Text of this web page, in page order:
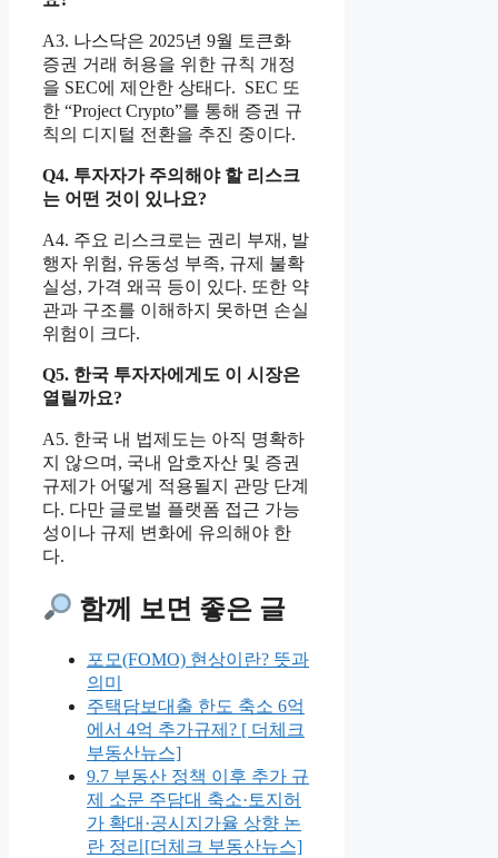
A3. 나스닥은 2025년 9월 토큰화
증권 거래 허용을 위한 규칙 개정
을 SEC에 제안한 상태다. SEC 또
한 “Project Crypto”를 통해 증권 규
칙의 디지털 전환을 추진 중이다.
Q4. 투자자가 주의해야 할 리스크
는 어떤 것이 있나요?
A4. 주요 리스크로는 권리 부재, 발
행자 위험, 유동성 부족, 규제 불확
실성, 가격 왜곡 등이 있다. 또한 약
관과 구조를 이해하지 못하면 손실
위험이 크다.
Q5. 한국 투자자에게도 이 시장은
열릴까요?
A5. 한국 내 법제도는 아직 명확하
지 않으며, 국내 암호자산 및 증권
규제가 어떻게 적용될지 관망 단계
다. 다만 글로벌 플랫폼 접근 가능
성이나 규제 변화에 유의해야 한
다.
함께 보면 좋은 글
포모(FOMO) 현상이란? 뜻과
의미
주택담보대출 한도 축소 6억
에서 4억 추가규제? [ 더체크
부동산뉴스]
9.7 부동산 정책 이후 추가 규
제 소문 주담대 축소·토지허
가 확대·공시지가율 상향 논
란 정리[더체크 부동산뉴스]